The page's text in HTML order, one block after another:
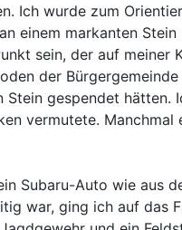
Ich wurde zum
einem markanten
sein, der auf meiner
der
Stein gespendet
vermutete.
Subaru-Auto wie aus
war, ging ich auf das